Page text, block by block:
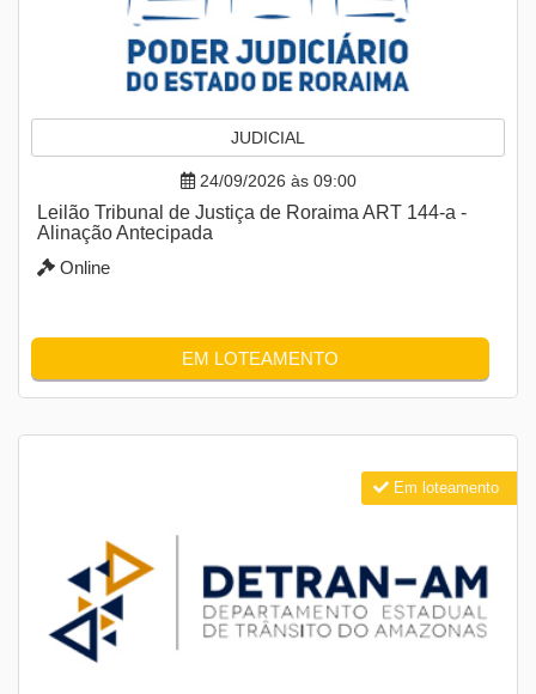
JUDICIAL
24/09/2026 às 09:00
Leilão Tribunal de Justiça de Roraima ART 144-a -
Alinação Antecipada
Online
EM LOTEAMENTO
Em loteamento